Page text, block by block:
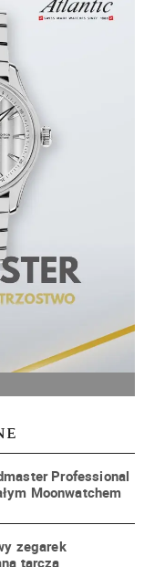
Professional
Moonwatchem
zegarek
tarczą